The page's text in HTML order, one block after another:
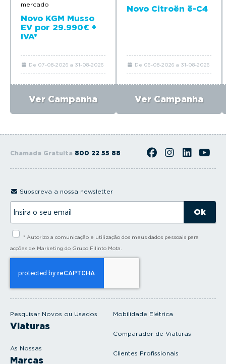
mercado
Novo KGM Musso
EV por 29.990€ +
IVA*
De 07-08-2026 a 31-08-2026
Ver Campanha
Novo Citroën ë-C4
De 06-08-2026 a 31-08-2026
Ver Campanha
Chamada Gratuita 800 22 55 88
Pesquisar Novos ou Usados
Viaturas
As Nossas
Marcas
Mobilidade Elétrica
Comparador de Viaturas
Clientes Profissionais
Subscreva a nossa newsletter
s
* Autorizo a comunicação e utilização dos meus dados pessoais para
acções de Marketing do Grupo Filinto Mota.